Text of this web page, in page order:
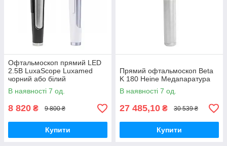
Офтальмоскоп прямий LED
2.5В LuxaScope Luxamed
чорний або білий
Медапаратура
В наявності 7 од.
8 820 ₴ 9 800 ₴
Купити
Прямий офтальмоскоп Веtа
K 180 Heine Медапаратура
В наявності 7 од.
27 485,10 ₴ 30 539 ₴
Купити